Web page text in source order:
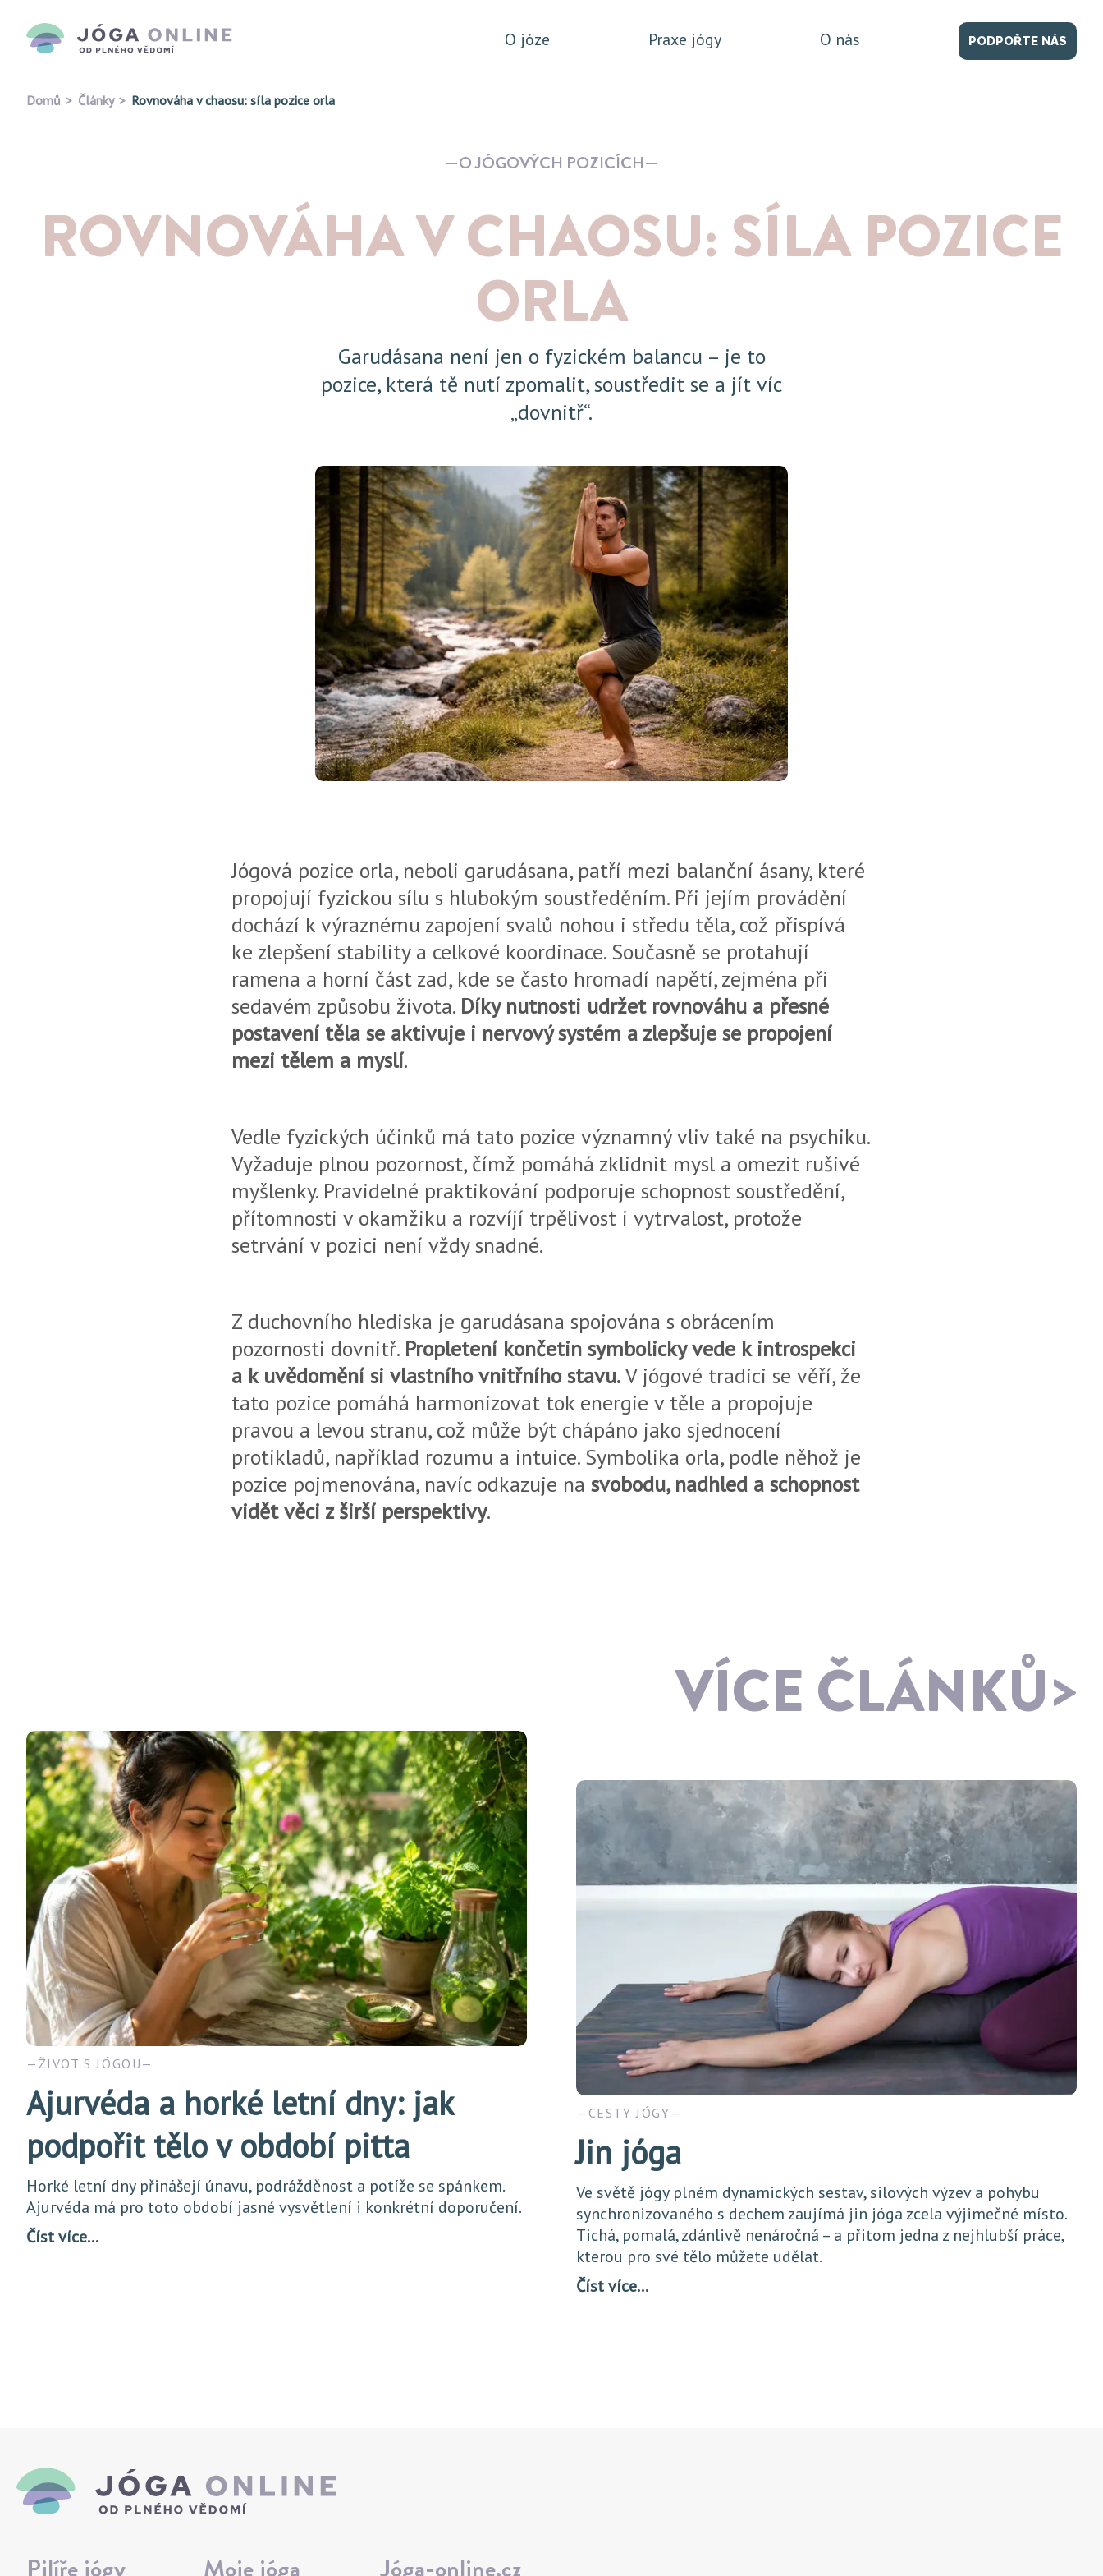
O józe Praxe jógy O nás PODPOŘTE NÁS
Domů Články Rovnováha v chaosu: síla pozice orla
O JÓGOVÝCH POZICÍCH
ROVNOVÁHA V CHAOSU: SÍLA POZICE
ORLA
Garudásana není jen o fyzickém balancu – je to
pozice, která tě nutí zpomalit, soustředit se a jít víc
„dovnitř“.
Jógová pozice orla, neboli garudásana, patří mezi balanční ásany, které
propojují fyzickou sílu s hlubokým soustředěním. Při jejím provádění
dochází k výraznému zapojení svalů nohou i středu těla, což přispívá
ke zlepšení stability a celkové koordinace. Současně se protahují
ramena a horní část zad, kde se často hromadí napětí, zejména při
sedavém způsobu života. Díky nutnosti udržet rovnováhu a přesné
postavení těla se aktivuje i nervový systém a zlepšuje se propojení
mezi tělem a myslí.
Vedle fyzických účinků má tato pozice významný vliv také na psychiku.
Vyžaduje plnou pozornost, čímž pomáhá zklidnit mysl a omezit rušivé
myšlenky. Pravidelné praktikování podporuje schopnost soustředění,
přítomnosti v okamžiku a rozvíjí trpělivost i vytrvalost, protože
setrvání v pozici není vždy snadné.
Z duchovního hlediska je garudásana spojována s obrácením
pozornosti dovnitř. Propletení končetin symbolicky vede k introspekci
a k uvědomění si vlastního vnitřního stavu.V jógové tradici se věří, že
tato pozice pomáhá harmonizovat tok energie v těle a propojuje
pravou a levou stranu, což může být chápáno jako sjednocení
protikladů, například rozumu a intuice. Symbolika orla, podle něhož je
pozice pojmenována, navíc odkazuje na svobodu, nadhled a schopnost
vidět věci z širší perspektivy.
ŽIVOT S JÓGOU
Ajurvéda a horké letní dny: jak
podpořit tělo v období pitta
Horké letní dny přinášejí únavu, podrážděnost a potíže se spánkem.
Ajurvéda má pro toto období jasné vysvětlení i konkrétní doporučení.
Číst více…
CESTY JÓGY
Jin jóga
Ve světě jógy plném dynamických sestav, silových výzev a pohybu
synchronizovaného s dechem zaujímá jin jóga zcela výjimečné místo.
Tichá, pomalá, zdánlivě nenáročná – a přitom jedna z nejhlubší práce,
kterou pro své tělo můžete udělat.
Číst více…
VÍCE ČLÁNKŮ
Pilíře jógy Moje jóga Jóga-online.cz